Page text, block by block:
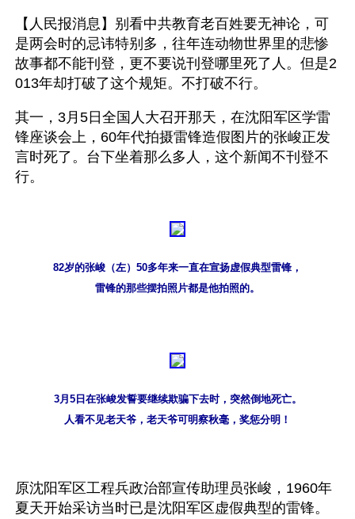
【人民报消息】别看中共教育老百姓要无神论，可
是两会时的忌讳特别多，往年连动物世界里的悲惨
故事都不能刊登，更不要说刊登哪里死了人。但是2
013年却打破了这个规矩。不打破不行。
其一，3月5日全国人大召开那天，在沈阳军区学雷
锋座谈会上，60年代拍摄雷锋造假图片的张峻正发
言时死了。台下坐着那么多人，这个新闻不刊登不
行。
82岁的张峻（左）50多年来一直在宣扬虚假典型雷锋，
雷锋的那些摆拍照片都是他拍照的。
3月5日在张峻发誓要继续欺骗下去时，突然倒地死亡。
人看不见老天爷，老天爷可明察秋毫，奖惩分明！
原沈阳军区工程兵政治部宣传助理员张峻，1960年
夏天开始采访当时已是沈阳军区虚假典型的雷锋。